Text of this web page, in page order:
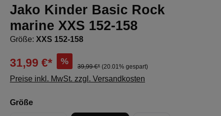
Jako Kinder Basic Rock
marine XXS 152-158
Größe: XXS 152-158
31,99 €* %
39,99 €* (20.01% gespart)
Preise inkl. MwSt. zzgl. Versandkosten
Größeauswählen